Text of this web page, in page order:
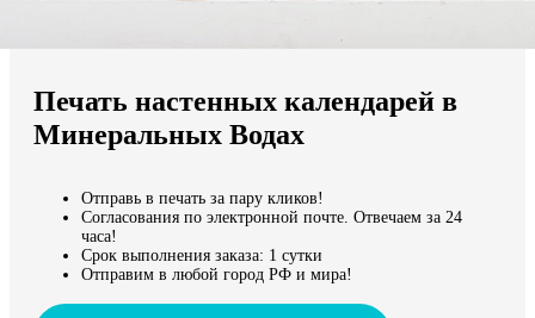
Мы доставляем по всему миру
Продолжить без города
Печать настенных календарей в
Минеральных Водах
Отправь в печать за пару кликов!
Согласования по электронной почте. Отвечаем за 24
часа!
Срок выполнения заказа: 1 сутки
Отправим в любой город РФ и мира!